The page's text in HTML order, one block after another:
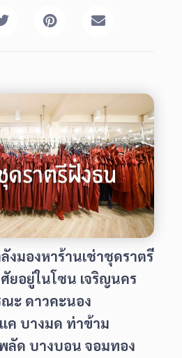
งมองหาร้านเช่าชุดราตรี
ยอยู่ในโซน เจริญนคร
ะ ดาวคะนอง
ค บางมด ท่าข้าม
ลัด บางบอน จอมทอง